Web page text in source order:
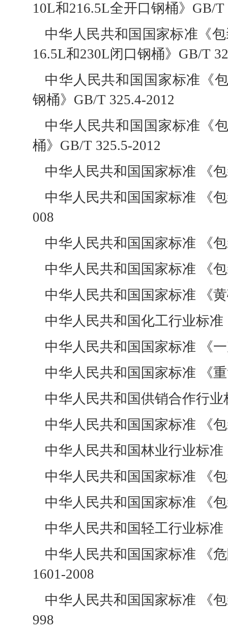
10L和216.5L全开口钢桶》GB/T
中华人民共和国国家标准《
16.5L和230L闭口钢桶》GB/T
中华人民共和国国家标准《
钢桶》GB/T 325.4-2012
中华人民共和国国家标准《
桶》GB/T 325.5-2012
中华人民共和国国家标准 《
中华人民共和国国家标准 《
008
中华人民共和国国家标准 《
中华人民共和国国家标准 《
中华人民共和国国家标准 《
中华人民共和国化工行业标
中华人民共和国国家标准 《
中华人民共和国国家标准 《
中华人民共和国供销合作行
中华人民共和国国家标准 《
中华人民共和国林业行业标
中华人民共和国国家标准 《
中华人民共和国国家标准 《
中华人民共和国轻工行业标
中华人民共和国国家标准 《
1601-2008
中华人民共和国国家标准 《
998